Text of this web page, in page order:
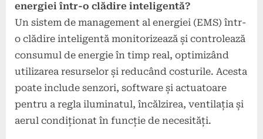
energiei într-o clădire inteligentă?
Un sistem de management al energiei (EMS) într-
o clădire inteligentă monitorizează și controlează
consumul de energie în timp real, optimizând
utilizarea resurselor și reducând costurile. Acesta
poate include senzori, software și actuatoare
pentru a regla iluminatul, încălzirea, ventilația și
aerul condiționat în funcție de necesități.